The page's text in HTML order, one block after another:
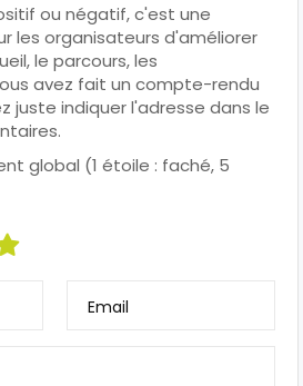
ou négatif, c'est une
les organisateurs d'améliorer
le parcours, les
avez fait un compte-rendu
juste indiquer l'adresse dans le
global (1 étoile : faché, 5
Email